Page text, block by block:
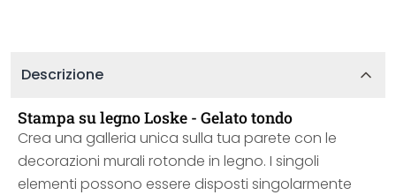
Descrizione
Stampa su legno Loske - Gelato tondo
Crea una galleria unica sulla tua parete con le
decorazioni murali rotonde in legno. I singoli
elementi possono essere disposti singolarmente